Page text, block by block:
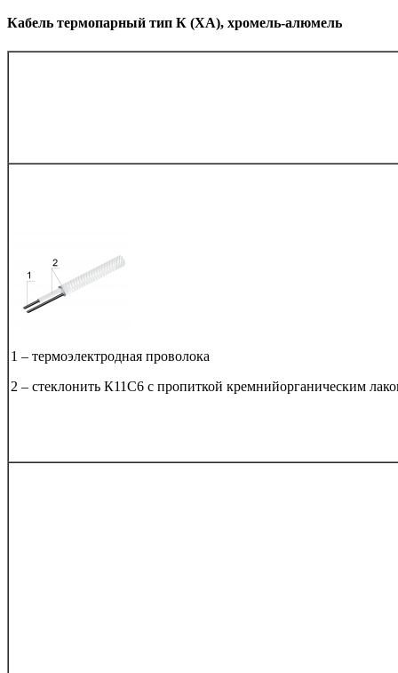
Кабель термопарный тип К (ХА), хромель-алюмель
1 – термоэлектродная проволока
2 – cтеклонить К11С6 с пропиткой кремнийорганическим